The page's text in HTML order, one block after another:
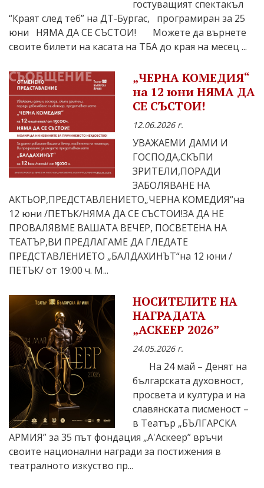
гостуващият спектакъл
“Краят след теб” на ДТ-Бургас, програмиран за 25
юни НЯМА ДА СЕ СЪСТОИ! Можете да върнете
своите билети на касата на ТБА до края на месец ...
„ЧЕРНА КОМЕДИЯ“
на 12 юни НЯМА ДА
СЕ СЪСТОИ!
12.06.2026 г.
УВАЖАЕМИ ДАМИ И
ГОСПОДА,СКЪПИ
ЗРИТЕЛИ,ПОРАДИ
ЗАБОЛЯВАНЕ НА
АКТЬОР,ПРЕДСТАВЛЕНИЕТО„ЧЕРНА КОМЕДИЯ“на
12 юни /ПЕТЪК/НЯМА ДА СЕ СЪСТОИ!ЗА ДА НЕ
ПРОВАЛЯВМЕ ВАШАТА ВЕЧЕР, ПОСВЕТЕНА НА
ТЕАТЪР,ВИ ПРЕДЛАГАМЕ ДА ГЛЕДАТЕ
ПРЕДСТАВЛЕНИЕТО „БАЛДАХИНЪТ“на 12 юни /
ПЕТЪК/ от 19:00 ч. М...
НОСИТЕЛИТЕ НА
НАГРАДАТА
„АСКЕЕР 2026”
24.05.2026 г.
На 24 май – Денят на
българската духовност,
просвета и култура и на
славянската писменост –
в Театър „БЪЛГАРСКА
АРМИЯ” за 35 път фондация „А'Аскеер” връчи
своите национални награди за постижения в
театралното изкуство пр...